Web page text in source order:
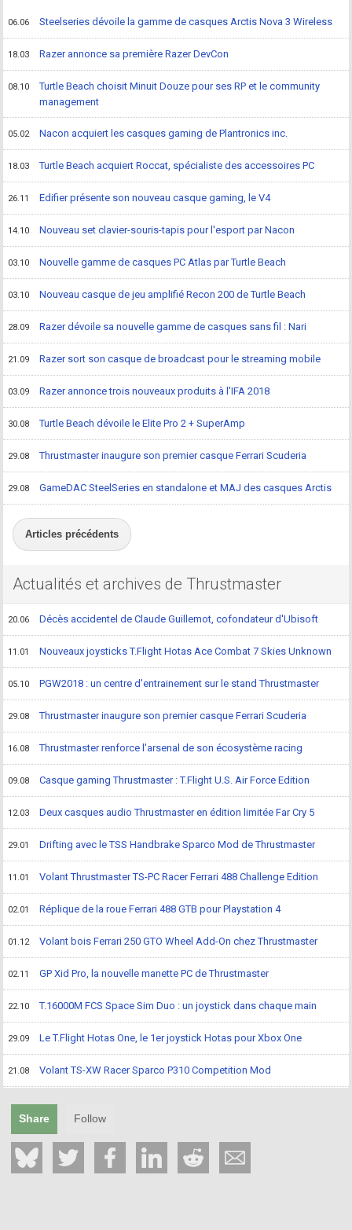
06.06 Steelseries dévoile la gamme de casques Arctis Nova 3 Wireless
18.03 Razer annonce sa première Razer DevCon
08.10
Turtle Beach choisit Minuit Douze pour ses RP et le community
management
05.02 Nacon acquiert les casques gaming de Plantronics inc.
18.03 Turtle Beach acquiert Roccat, spécialiste des accessoires PC
26.11 Edifier présente son nouveau casque gaming, le V4
14.10 Nouveau set clavier-souris-tapis pour l'esport par Nacon
03.10 Nouvelle gamme de casques PC Atlas par Turtle Beach
03.10 Nouveau casque de jeu amplifié Recon 200 de Turtle Beach
28.09 Razer dévoile sa nouvelle gamme de casques sans fil : Nari
21.09 Razer sort son casque de broadcast pour le streaming mobile
03.09 Razer annonce trois nouveaux produits à l'IFA 2018
30.08 Turtle Beach dévoile le Elite Pro 2 + SuperAmp
29.08 Thrustmaster inaugure son premier casque Ferrari Scuderia
29.08 GameDAC SteelSeries en standalone et MAJ des casques Arctis
Articles précédents
Actualités et archives de Thrustmaster
20.06 Décès accidentel de Claude Guillemot, cofondateur d'Ubisoft
11.01 Nouveaux joysticks T.Flight Hotas Ace Combat 7 Skies Unknown
05.10 PGW2018 : un centre d'entrainement sur le stand Thrustmaster
29.08 Thrustmaster inaugure son premier casque Ferrari Scuderia
16.08 Thrustmaster renforce l'arsenal de son écosystème racing
09.08 Casque gaming Thrustmaster : T.Flight U.S. Air Force Edition
12.03 Deux casques audio Thrustmaster en édition limitée Far Cry 5
29.01 Drifting avec le TSS Handbrake Sparco Mod de Thrustmaster
11.01 Volant Thrustmaster TS-PC Racer Ferrari 488 Challenge Edition
02.01 Réplique de la roue Ferrari 488 GTB pour Playstation 4
01.12 Volant bois Ferrari 250 GTO Wheel Add-On chez Thrustmaster
02.11 GP Xid Pro, la nouvelle manette PC de Thrustmaster
22.10 T.16000M FCS Space Sim Duo : un joystick dans chaque main
29.09 Le T.Flight Hotas One, le 1er joystick Hotas pour Xbox One
21.08 Volant TS-XW Racer Sparco P310 Competition Mod
Share Follow